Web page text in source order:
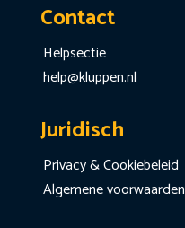
Contact
Helpsectie
help@kluppen.nl
Juridisch
Privacy & Cookiebeleid
Algemene voorwaarden